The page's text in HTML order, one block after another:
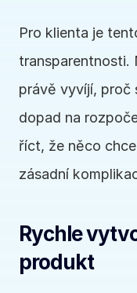
Pro klienta je
transparentnosti.
právě vyvíjí, proč
dopad na
říct, že něco
zásadní
Rychle
produkt